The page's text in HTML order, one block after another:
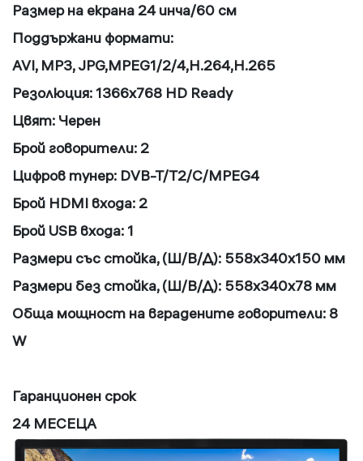
Размер на екрана 24 инча/60 см
Поддържани формати:
AVI, MP3, JPG,MPEG1/2/4,H.264,H.265
Резолюция: 1366x768 HD Ready
Цвят: Черен
Брой говорители: 2
Цифров тунер: DVB-T/T2/C/MPEG4
Брой HDMI входа: 2
Брой USB входа: 1
Размери със стойка, (Ш/В/Д): 558x340x150 мм
Размери без стойка, (Ш/В/Д): 558x340x78 мм
Обща мощност на вградените говорители: 8
W
Гаранционен срок
24 МЕСЕЦА